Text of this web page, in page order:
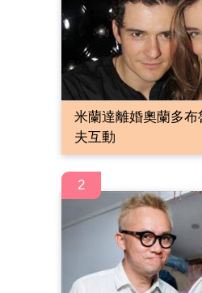
米蘭達離婚奧蘭多
夫互動
2